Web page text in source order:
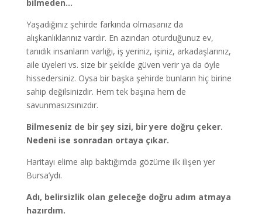
bilmeden…
Yaşadığınız şehirde farkında olmasanız da
alışkanlıklarınız vardır. En azından oturduğunuz ev,
tanıdık insanların varlığı, iş yeriniz, işiniz, arkadaşlarınız,
aile üyeleri vs. size bir şekilde güven verir ya da öyle
hissedersiniz. Oysa bir başka şehirde bunların hiç birine
sahip değilsinizdir. Hem tek başına hem de
savunmasızsınızdır.
Bilmeseniz de bir şey sizi, bir yere doğru çeker.
Nedeni ise sonradan ortaya çıkar.
Haritayı elime alıp baktığımda gözüme ilk ilişen yer
Bursa’ydı.
Adı, belirsizlik olan geleceğe doğru adım atmaya
hazırdım.